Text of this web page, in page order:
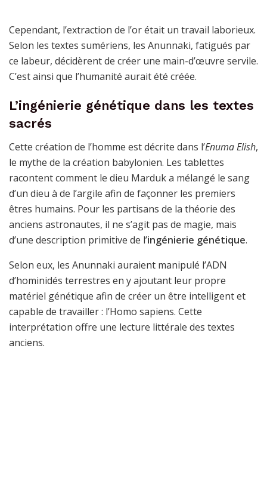
Cependant, l’extraction de l’or était un travail laborieux.
Selon les textes sumériens, les Anunnaki, fatigués par
ce labeur, décidèrent de créer une main-d’œuvre servile.
C’est ainsi que l’humanité aurait été créée.
L’ingénierie génétique dans les textes
sacrés
Cette création de l’homme est décrite dans l’Enuma Elish,
le mythe de la création babylonien. Les tablettes
racontent comment le dieu Marduk a mélangé le sang
d’un dieu à de l’argile afin de façonner les premiers
êtres humains. Pour les partisans de la théorie des
anciens astronautes, il ne s’agit pas de magie, mais
d’une description primitive de l’ingénierie génétique.
Selon eux, les Anunnaki auraient manipulé l’ADN
d’hominidés terrestres en y ajoutant leur propre
matériel génétique afin de créer un être intelligent et
capable de travailler : l’Homo sapiens. Cette
interprétation offre une lecture littérale des textes
anciens.